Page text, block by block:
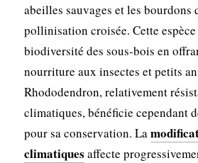
abeilles sauvages et les bourdons
pollinisation croisée. Cette
biodiversité des sous-bois en
nourriture aux insectes et petits
Rhododendron, relativement
climatiques, bénéficie cependant
pour sa conservation. La
climatiques affecte